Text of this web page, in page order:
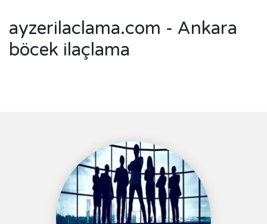
ayzerilaclama.com - Ankara
böcek ilaçlama